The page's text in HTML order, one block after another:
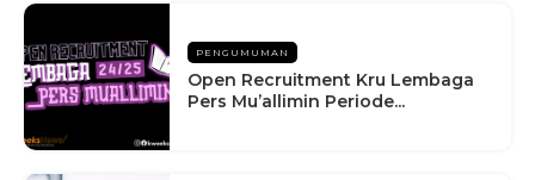
PENGUMUMAN
Open Recruitment Kru Lembaga
Pers Mu’allimin Periode...